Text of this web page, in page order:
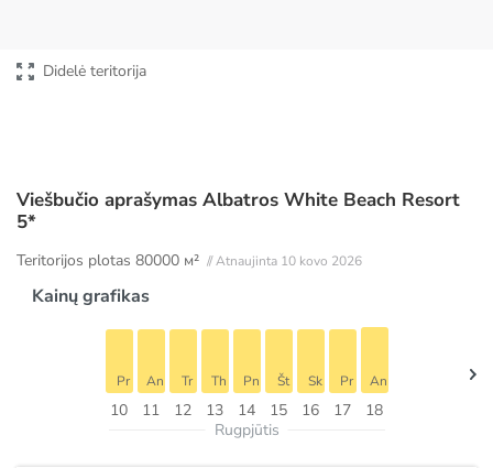
Didelė teritorija
Viešbučio aprašymas Albatros White Beach Resort
5*
Teritorijos plotas 80000 м² // Atnaujinta 10 kovo 2026
Kainų grafikas
10
Pr
11
An
12
Tr
13
Th
14
Pn
15
Št
16
Sk
17
Pr
18
An
Rugpjūtis